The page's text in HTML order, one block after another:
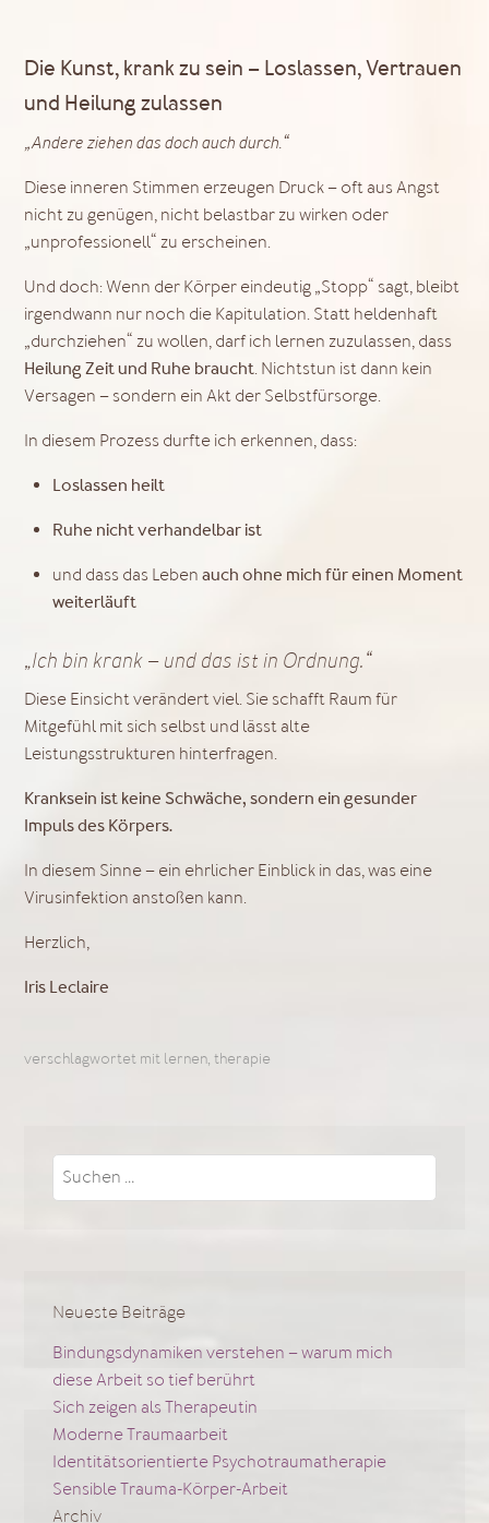
Die Kunst, krank zu sein – Loslassen, Vertrauen
und Heilung zulassen
„Andere ziehen das doch auch durch.“
Diese inneren Stimmen erzeugen Druck – oft aus Angst
nicht zu genügen, nicht belastbar zu wirken oder
„unprofessionell“ zu erscheinen.
Und doch: Wenn der Körper eindeutig „Stopp“ sagt, bleibt
irgendwann nur noch die Kapitulation. Statt heldenhaft
„durchziehen“ zu wollen, darf ich lernen zuzulassen, dass
Heilung Zeit und Ruhe braucht. Nichtstun ist dann kein
Versagen – sondern ein Akt der Selbstfürsorge.
In diesem Prozess durfte ich erkennen, dass:
Loslassen heilt
Ruhe nicht verhandelbar ist
und dass das Leben auch ohne mich für einen Moment
weiterläuft
„Ich bin krank – und das ist in Ordnung.“
Diese Einsicht verändert viel. Sie schafft Raum für
Mitgefühl mit sich selbst und lässt alte
Leistungsstrukturen hinterfragen.
Kranksein ist keine Schwäche, sondern ein gesunder
Impuls des Körpers.
In diesem Sinne – ein ehrlicher Einblick in das, was eine
Virusinfektion anstoßen kann.
Herzlich,
Iris Leclaire
verschlagwortet mit lernen,therapie
Suchen
nach:
Neueste Beiträge
Bindungsdynamiken verstehen – warum mich
diese Arbeit so tief berührt
Sich zeigen als Therapeutin
Moderne Traumaarbeit
Identitätsorientierte Psychotraumatherapie
Sensible Trauma-Körper-Arbeit
Archiv